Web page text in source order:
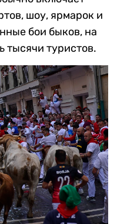
шоу, ярмарок и
бои быков, на
тысячи туристов.